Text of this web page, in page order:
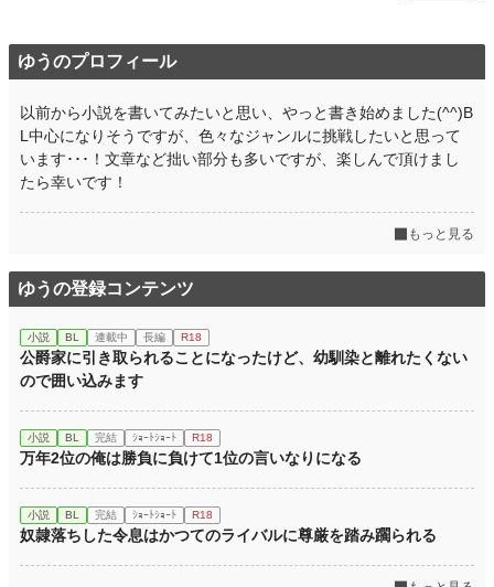
ゆうのプロフィール
以前から小説を書いてみたいと思い、やっと書き始めました(^^)B
L中心になりそうですが、色々なジャンルに挑戦したいと思って
います･･･！文章など拙い部分も多いですが、楽しんで頂けまし
たら幸いです！
もっと見る
ゆうの登録コンテンツ
小説 BL 連載中 長編 R18
公爵家に引き取られることになったけど、幼馴染と離れたくない
ので囲い込みます
小説 BL 完結 ｼｮｰﾄｼｮｰﾄ R18
万年2位の俺は勝負に負けて1位の言いなりになる
小説 BL 完結 ｼｮｰﾄｼｮｰﾄ R18
奴隷落ちした令息はかつてのライバルに尊厳を踏み躙られる